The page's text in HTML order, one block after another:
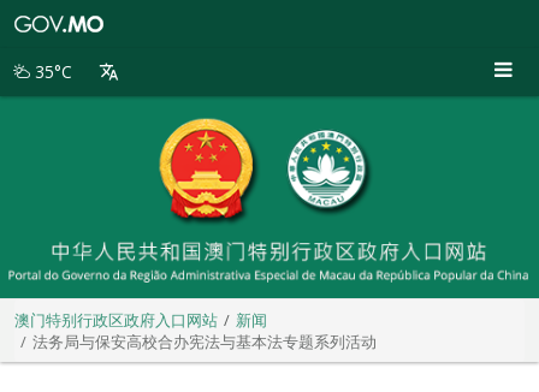
别
35°C
澳门特别行政区政府入口网站
新闻
法务局与保安高校合办宪法与基本法专题系列活动